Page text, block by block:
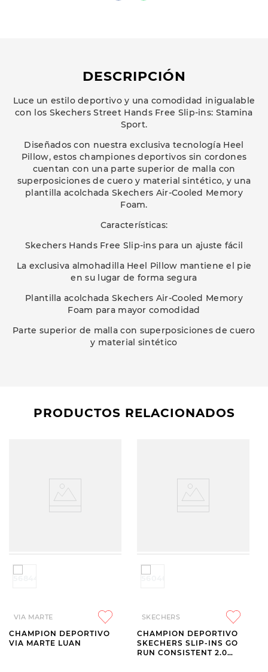
DESCRIPCIÓN
Luce un estilo deportivo y una comodidad inigualable
con los Skechers Street Hands Free Slip-ins: Stamina
Sport.
Diseñados con nuestra exclusiva tecnología Heel
Pillow, estos championes deportivos sin cordones
cuentan con una parte superior de malla con
superposiciones de cuero y material sintético, y una
plantilla acolchada Skechers Air-Cooled Memory
Foam.
Características:
Skechers Hands Free Slip-ins para un ajuste fácil
La exclusiva almohadilla Heel Pillow mantiene el pie
en su lugar de forma segura
Plantilla acolchada Skechers Air-Cooled Memory
Foam para mayor comodidad
Parte superior de malla con superposiciones de cuero
y material sintético
PRODUCTOS RELACIONADOS
VIA MARTE
CHAMPION DEPORTIVO
VIA MARTE LUAN
SKECHERS
CHAMPION DEPORTIVO
SKECHERS SLIP-INS GO
RUN CONSISTENT 2.0